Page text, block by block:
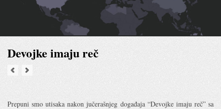
Devojke imaju reč
Prepuni smo utisaka nakon jučerašnjeg događaja “Devojke imaju reč” sa